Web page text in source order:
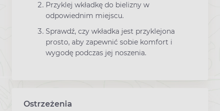
Przyklej wkładkę do bielizny w
odpowiednim miejscu.
Sprawdź, czy wkładka jest przyklejona
prosto, aby zapewnić sobie komfort i
wygodę podczas jej noszenia.
Ostrzeżenia